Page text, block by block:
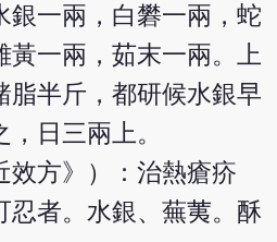
銀一兩，白礬一兩，蛇
黃一兩，茹末一兩。上
脂半斤，都研候水銀早
日三兩上。
效方》）：治熱瘡疥
忍者。水銀、蕪荑。酥